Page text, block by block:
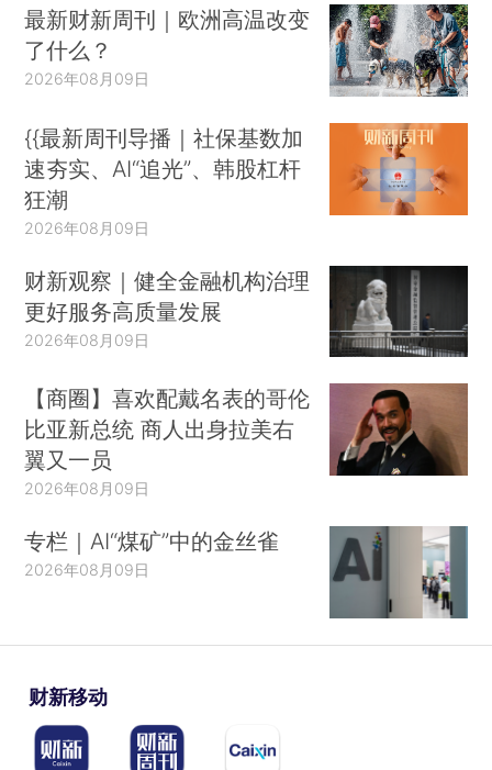
最新财新周刊｜欧洲高温改变
了什么？
2026年08月09日
{{最新周刊导播｜社保基数加
速夯实、AI“追光”、韩股杠杆
狂潮
2026年08月09日
财新观察｜健全金融机构治理
更好服务高质量发展
2026年08月09日
【商圈】喜欢配戴名表的哥伦
比亚新总统 商人出身拉美右
翼又一员
2026年08月09日
专栏｜AI“煤矿”中的金丝雀
2026年08月09日
财新移动